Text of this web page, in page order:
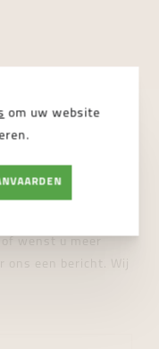
verder!
wenst u meer
ons een bericht. Wij
om uw website